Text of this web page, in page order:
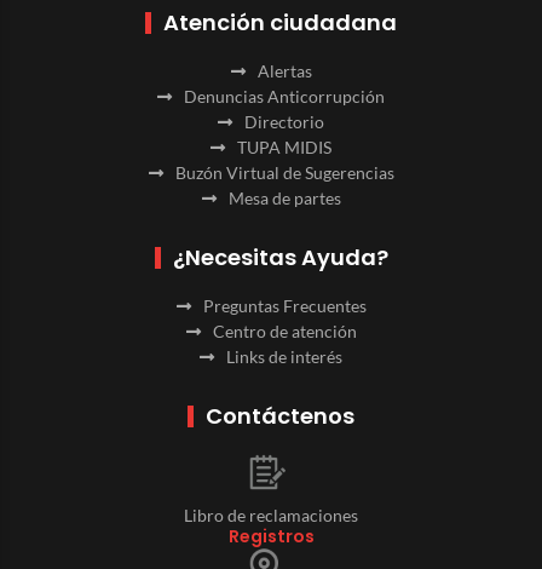
Atención ciudadana
Alertas
Denuncias Anticorrupción
Directorio
TUPA MIDIS
Buzón Virtual de Sugerencias
Mesa de partes
¿Necesitas Ayuda?
Preguntas Frecuentes
Centro de atención
Links de interés
Contáctenos
Libro de reclamaciones
Registros